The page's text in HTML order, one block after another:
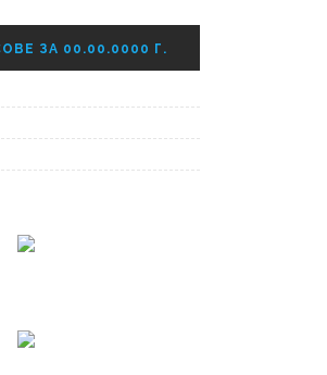
ЗА 00.00.0000 Г.